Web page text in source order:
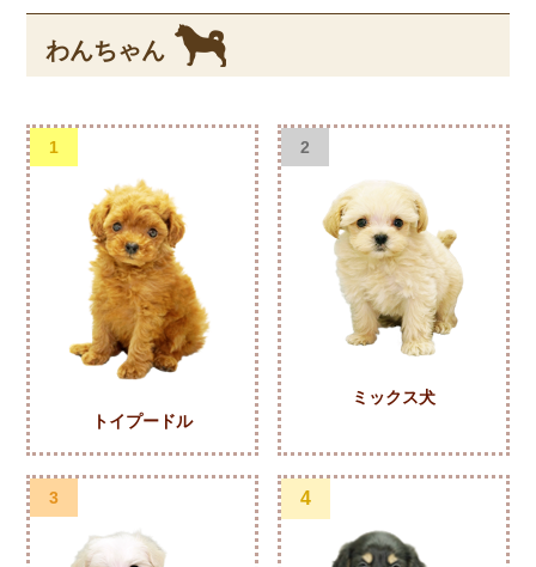
わんちゃん
1
トイプードル
2
ミックス犬
3 4